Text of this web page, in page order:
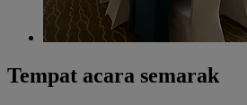
Tempat acara semarak